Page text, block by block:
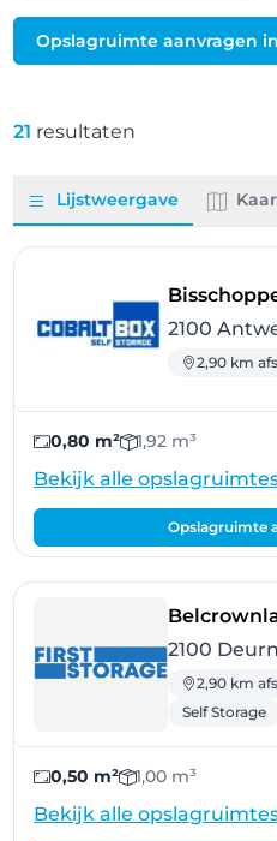
Opslagruimte aanvragen
21 resultaten
Lijstweergave
2100
2,90 km
0,80 m² 1,92 m³
Bekijk alle
Opslagruimte
2100
2,90 km
Self Storage
0,50 m² 1,00 m³
Bekijk alle